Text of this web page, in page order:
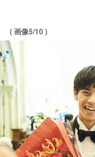
( 画像5/10 )